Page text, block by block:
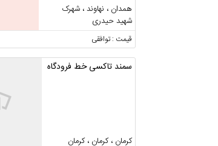
همدان ، نهاوند ، شهرک
شهید حیدری
قیمت : توافقی
سمند تاکسی خط فرودگاه
کرمان ، کرمان ، کرمان